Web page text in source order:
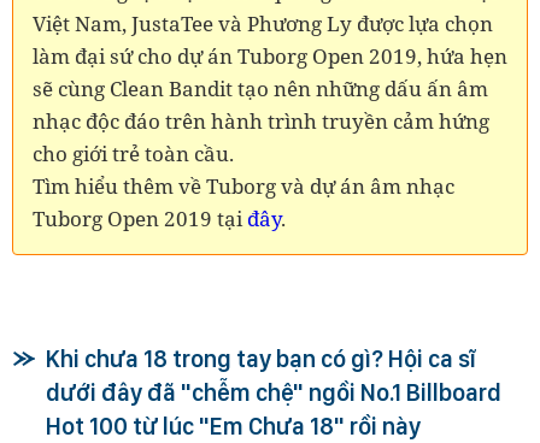
Việt Nam, JustaTee và Phương Ly được lựa chọn
làm đại sứ cho dự án Tuborg Open 2019, hứa hẹn
sẽ cùng Clean Bandit tạo nên những dấu ấn âm
nhạc độc đáo trên hành trình truyền cảm hứng
cho giới trẻ toàn cầu.
Tìm hiểu thêm về Tuborg và dự án âm nhạc
Tuborg Open 2019 tạiđây.
Khi chưa 18 trong tay bạn có gì? Hội ca sĩ
dưới đây đã "chễm chệ" ngồi No.1 Billboard
Hot 100 từ lúc "Em Chưa 18" rồi này